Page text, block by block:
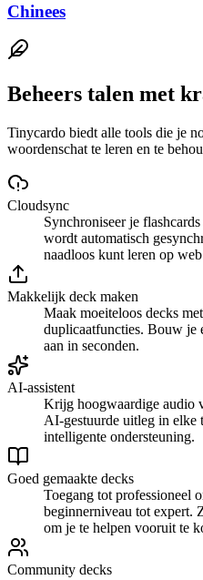
Chinees
Beheers talen met
Tinycardo biedt alle tools die je
woordenschat te leren en te
Cloudsync
Synchroniseer je
wordt automatisch
naadloos kunt leren op
Makkelijk deck maken
Maak moeiteloos decks
duplicaatfuncties. Bouw je
aan in seconden.
AI-assistent
Krijg hoogwaardige audio
AI-gestuurde uitleg in elke
intelligente ondersteuning.
Goed gemaakte decks
Toegang tot professioneel
beginnerniveau tot expert.
om je te helpen vooruit te
Community decks